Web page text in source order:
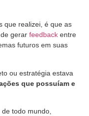
que realizei, é que as
gerar feedback entre
futuros em suas
ou estratégia estava
que possuíam e
todo mundo,